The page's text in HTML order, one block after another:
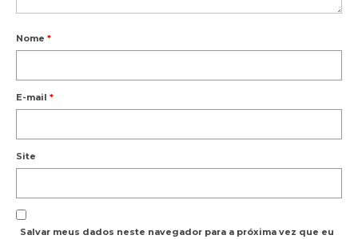
Nome *
E-mail *
Site
Salvar meus dados neste navegador para a próxima vez que eu